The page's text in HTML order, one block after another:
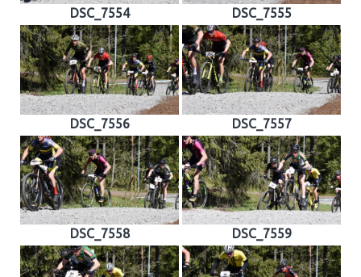
DSC_7554 DSC_7555
DSC_7556 DSC_7557
DSC_7558 DSC_7559